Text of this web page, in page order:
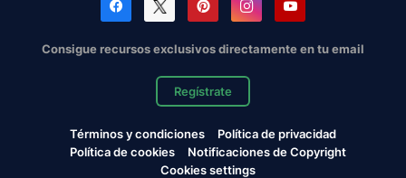
Consigue recursos exclusivos directamente en tu email
Regístrate
Términos y condiciones
Política de privacidad
Política de cookies
Notificaciones de Copyright
Cookies settings